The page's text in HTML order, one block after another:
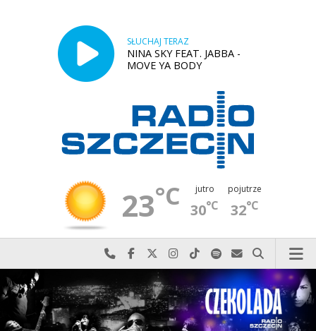
SŁUCHAJ TERAZ
NINA SKY FEAT. JABBA -
MOVE YA BODY
23°C jutro
30°C
pojutrze
32°C
Najlepiej po prostu do nas zadzwoń
Odwiedź nas na Facebook-u
Odwiedź nas na X
Odwiedź nas na Instagram-ie
Odwiedź nas na TikTok-u
Szukaj nas na Spotify
Wyślij do nas
Szukaj